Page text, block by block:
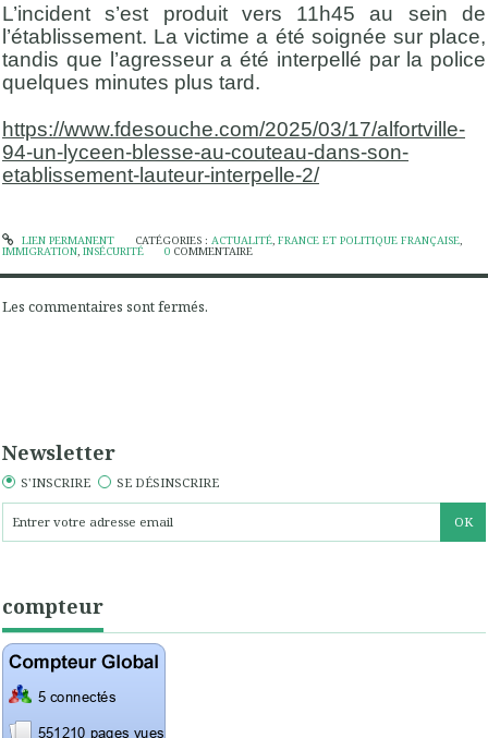
L’incident s’est produit vers 11h45 au sein de
l’établissement. La victime a été soignée sur place,
tandis que l’agresseur a été interpellé par la police
quelques minutes plus tard. ​
https://www.fdesouche.com/2025/03/17/alfortville-
94-un-lyceen-blesse-au-couteau-dans-son-
etablissement-lauteur-interpelle-2/
LIEN PERMANENT CATÉGORIES : ACTUALITÉ, FRANCE ET POLITIQUE FRANÇAISE,
IMMIGRATION, INSÉCURITÉ 0 COMMENTAIRE
Les commentaires sont fermés.
Newsletter
S'INSCRIRE SE DÉSINSCRIRE
compteur